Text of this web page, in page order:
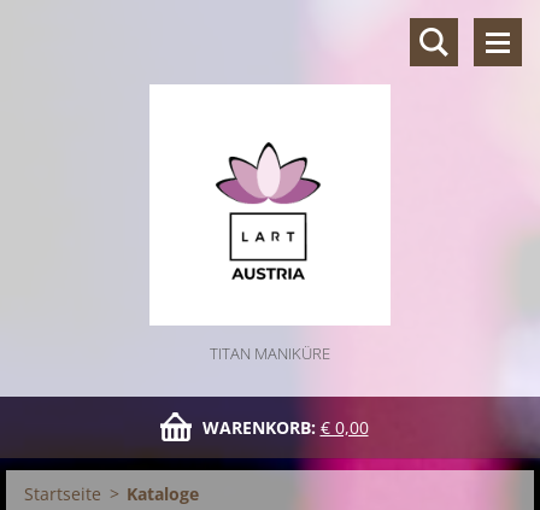
TITAN MANIKÜRE
WARENKORB: € 0,00
Startseite > Kataloge